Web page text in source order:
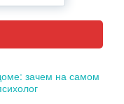
зачем на самом